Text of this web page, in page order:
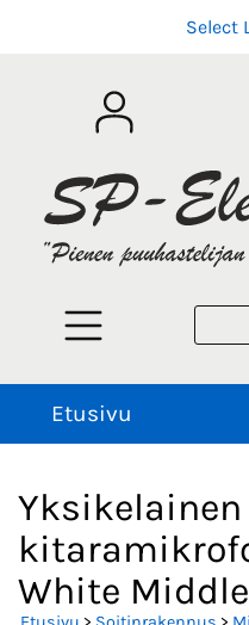
Select
Etusivu
Yksikelainen
White